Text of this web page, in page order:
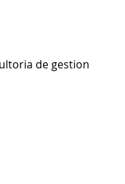
de gestion